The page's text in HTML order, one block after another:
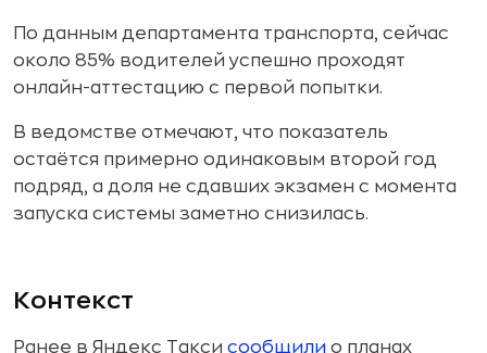
По данным департамента транспорта, сейчас
около 85% водителей успешно проходят
онлайн-аттестацию с первой попытки.
В ведомстве отмечают, что показатель
остаётся примерно одинаковым второй год
подряд, а доля не сдавших экзамен с момента
запуска системы заметно снизилась.
Контекст
Ранее в Яндекс Такси сообщили о планах